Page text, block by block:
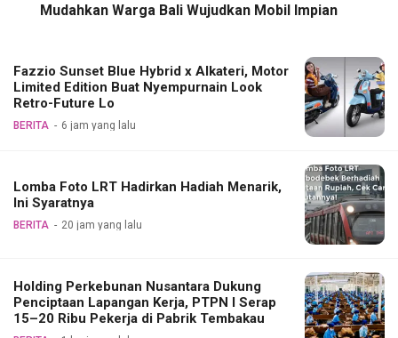
Mudahkan Warga Bali Wujudkan Mobil Impian
Fazzio Sunset Blue Hybrid x Alkateri, Motor
Limited Edition Buat Nyempurnain Look
Retro-Future Lo
BERITA 6 jam yang lalu
Lomba Foto LRT Hadirkan Hadiah Menarik,
Ini Syaratnya
BERITA 20 jam yang lalu
Holding Perkebunan Nusantara Dukung
Penciptaan Lapangan Kerja, PTPN I Serap
15–20 Ribu Pekerja di Pabrik Tembakau